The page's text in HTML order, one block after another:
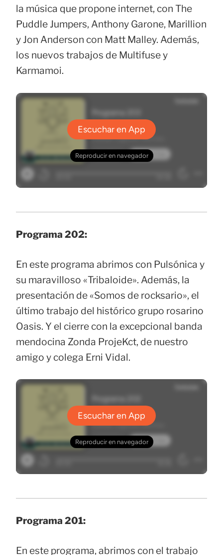
la música que propone internet, con The
Puddle Jumpers, Anthony Garone, Marillion
y Jon Anderson con Matt Malley. Además,
los nuevos trabajos de Multifuse y
Karmamoi.
Programa 202:
En este programa abrimos con Pulsónica y
su maravilloso «Tribaloide». Además, la
presentación de «Somos de rocksario», el
último trabajo del histórico grupo rosarino
Oasis. Y el cierre con la excepcional banda
mendocina Zonda ProjeKct, de nuestro
amigo y colega Erni Vidal.
Programa 201:
En este programa, abrimos con el trabajo